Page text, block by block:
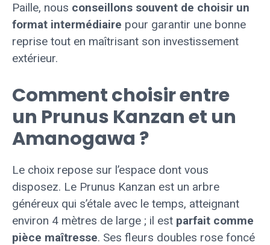
Paille, nous conseillons souvent de choisir un
format intermédiaire pour garantir une bonne
reprise tout en maîtrisant son investissement
extérieur.
Comment choisir entre
un Prunus Kanzan et un
Amanogawa ?
Le choix repose sur l’espace dont vous
disposez. Le Prunus Kanzan est un arbre
généreux qui s’étale avec le temps, atteignant
environ 4 mètres de large ; il est parfait comme
pièce maîtresse. Ses fleurs doubles rose foncé